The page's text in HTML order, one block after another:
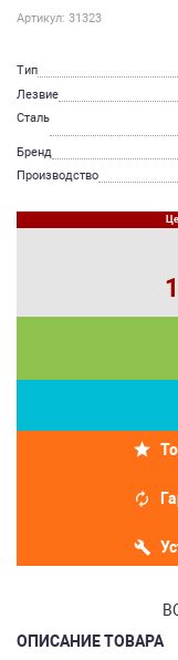
Артикул: 31323
Тип
Лезвие
Сталь
Бренд
Производство
ОПИСАНИЕ ТОВАРА